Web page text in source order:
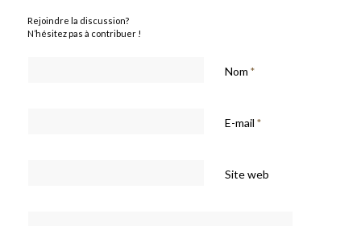
Rejoindre la discussion?
N’hésitez pas à contribuer !
Nom *
E-mail *
Site web